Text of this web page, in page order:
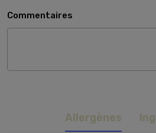
Commentaires
Allergènes